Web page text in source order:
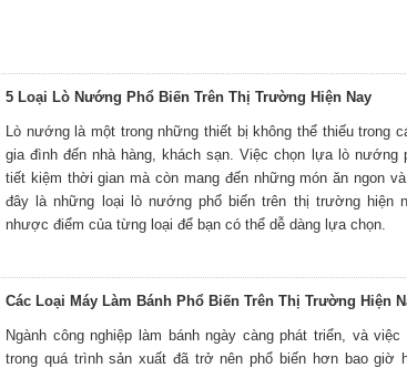
5 Loại Lò Nướng Phổ Biến Trên Thị Trường Hiện Nay
Lò nướng là một trong những thiết bị không thể thiếu trong
gia đình đến nhà hàng, khách sạn. Việc chọn lựa lò nướng
tiết kiệm thời gian mà còn mang đến những món ăn ngon
đây là những loại lò nướng phổ biến trên thị trường hiện
nhược điểm của từng loại để bạn có thể dễ dàng lựa chọn.
Các Loại Máy Làm Bánh Phổ Biến Trên Thị Trường Hiện
Ngành công nghiệp làm bánh ngày càng phát triển, và
trong quá trình sản xuất đã trở nên phổ biến hơn bao giờ